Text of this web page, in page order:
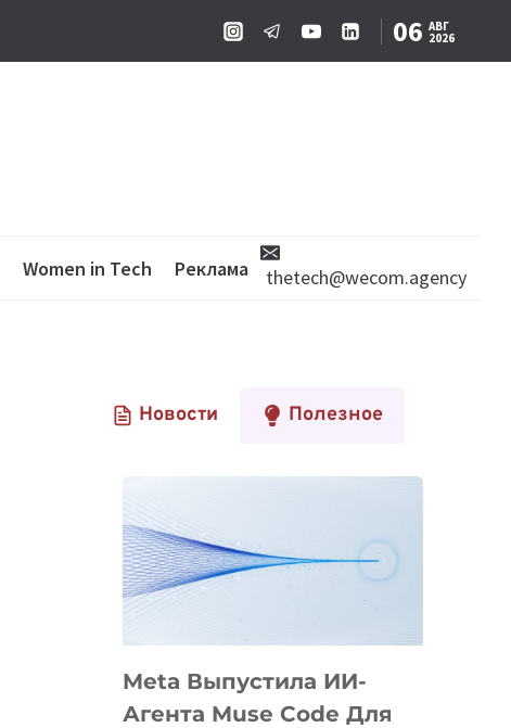
06 АВГ
2026
Women in Tech Реклама thetech@wecom.agency
Новости Полезное
Meta Выпустила ИИ-
Агента Muse Code Для